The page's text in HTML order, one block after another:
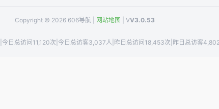
Copyright © 2026 606导航 | 网站地图 | VV3.0.53
今日总访问11,120次 今日总访客3,037人 昨日总访问18,453次 昨日总访客